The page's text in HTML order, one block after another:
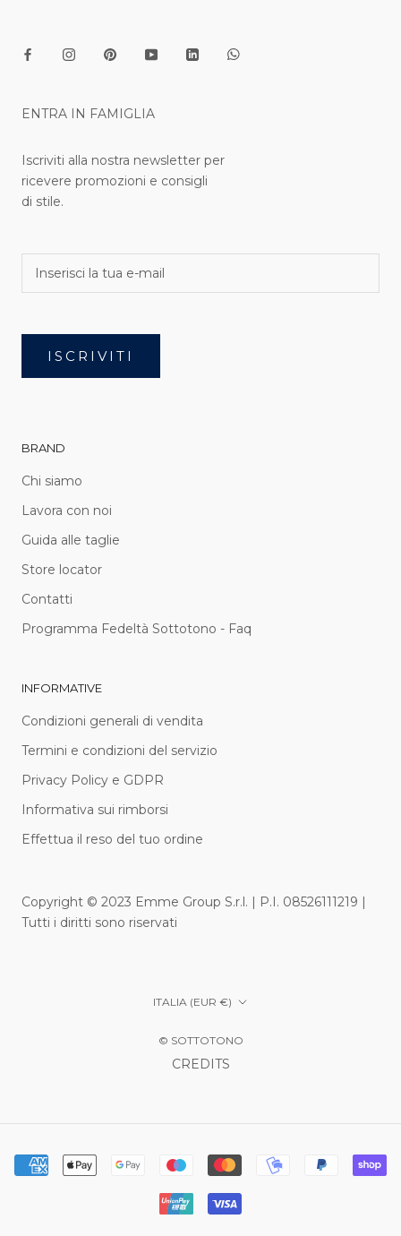
ENTRA IN FAMIGLIA
Iscriviti alla nostra newsletter per
ricevere promozioni e consigli
di stile.
ISCRIVITI
BRAND
Chi siamo
Lavora con noi
Guida alle taglie
Store locator
Contatti
Programma Fedeltà Sottotono - Faq
INFORMATIVE
Condizioni generali di vendita
Termini e condizioni del servizio
Privacy Policy e GDPR
Informativa sui rimborsi
Effettua il reso del tuo ordine
Copyright © 2023 Emme Group S.r.l. | P.I. 08526111219 |
Tutti i diritti sono riservati
Paese/Area
ITALIA (EUR €)
© SOTTOTONO
CREDITS